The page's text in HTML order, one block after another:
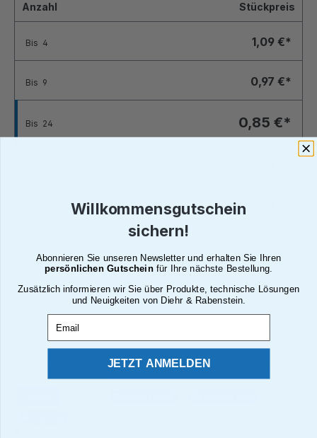
Anzahl Stückpreis
Bis 4 1,09 €*
Bis 9 0,97 €*
Bis 24 0,85 €*
Bis 249 0,39 €*
250
Alle Preise inkl. gesetzl. Mehrwertsteuer zzgl. Versandkosten
Willkommensgutschein
sichern!
Abonnieren Sie unseren Newsletter und erhalten Sie Ihren
persönlichen Gutscheinfür Ihre nächste Bestellung.
Zusätzlich informieren wir Sie über Produkte, technische Lösungen
und Neuigkeiten von Diehr & Rabenstein.
JETZT ANMELDEN